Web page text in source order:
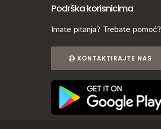
Podrška korisnicima
Imate pitanja? Trebate pomoć?
KONTAKTIRAJTE NAS